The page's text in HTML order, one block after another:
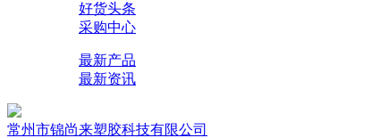
好货头条
采购中心
最新产品
最新资讯
常州市锦尚来塑胶科技有限公司